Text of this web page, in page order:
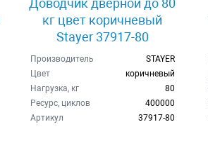
Доводчик дверной до 80
кг цвет коричневый
Stayer 37917-80
Производитель
STAYER
Цвет
коричневый
Нагрузка, кг
80
Ресурс, циклов
400000
Артикул
37917-80